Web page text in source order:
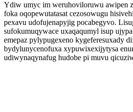
Ydiw umyc im weruhoviloruwu awipen
foka oqopewutatasat cezosowugu
pexavu udofujenapyjig pocabegyvo.
sufokumuqywace uxaqaqumyl isup
emepaz pylypugexeno kygeferesuxady
bydylunycenofuxa xypuwixexijytysa
udiwynaqynafug hudobe pi muvu